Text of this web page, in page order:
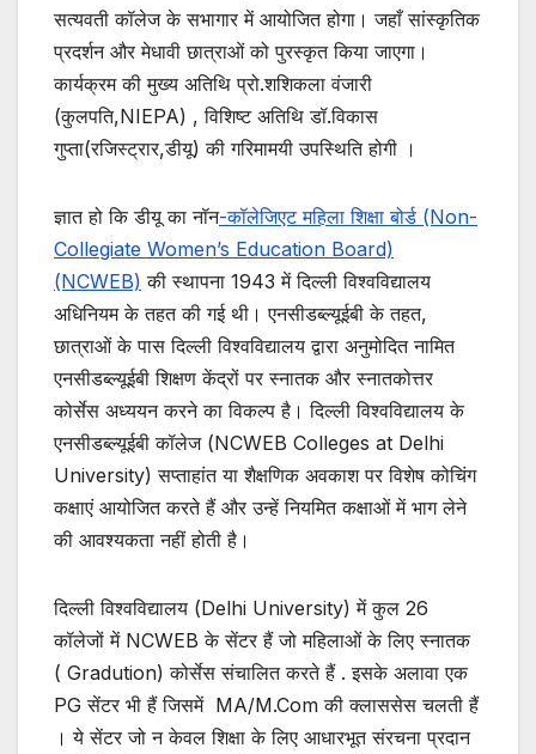
सत्यवती कॉलेज के सभागार में आयोजित होगा। जहाँ सांस्कृतिक
प्रदर्शन और मेधावी छात्राओं को पुरस्कृत किया जाएगा।
कार्यक्रम की मुख्य अतिथि प्रो.शशिकला वंजारी
(कुलपति,NIEPA) , विशिष्ट अतिथि डॉ.विकास
गुप्ता(रजिस्ट्रार,डीयू) की गरिमामयी उपस्थिति होगी ।
ज्ञात हो कि डीयू का नॉन-कॉलेजिएट महिला शिक्षा बोर्ड (Non-
Collegiate Women’s Education Board)
(NCWEB) की स्थापना 1943 में दिल्ली विश्वविद्यालय
अधिनियम के तहत की गई थी। एनसीडब्ल्यूईबी के तहत,
छात्राओं के पास दिल्ली विश्वविद्यालय द्वारा अनुमोदित नामित
एनसीडब्ल्यूईबी शिक्षण केंद्रों पर स्नातक और स्नातकोत्तर
कोर्सेस अध्ययन करने का विकल्प है। दिल्ली विश्वविद्यालय के
एनसीडब्ल्यूईबी कॉलेज (NCWEB Colleges at Delhi
University) सप्ताहांत या शैक्षणिक अवकाश पर विशेष कोचिंग
कक्षाएं आयोजित करते हैं और उन्हें नियमित कक्षाओं में भाग लेने
की आवश्यकता नहीं होती है।
दिल्ली विश्वविद्यालय (Delhi University) में कुल 26
कॉलेजों में NCWEB के सेंटर हैं जो महिलाओं के लिए स्नातक
( Gradution) कोर्सेस संचालित करते हैं . इसके अलावा एक
PG सेंटर भी हैं जिसमें MA/M.Com की क्लाससेस चलती हैं
। ये सेंटर जो न केवल शिक्षा के लिए आधारभूत संरचना प्रदान